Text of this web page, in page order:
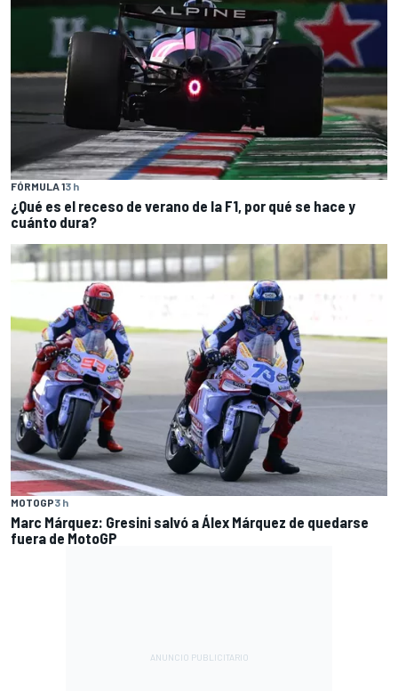
FÓRMULA 13 h
¿Qué es el receso de verano de la F1, por qué se hace y
cuánto dura?
MOTOGP3 h
Marc Márquez: Gresini salvó a Álex Márquez de quedarse
fuera de MotoGP